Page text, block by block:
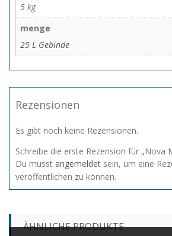
5 kg
menge
25 L Gebinde
Rezensionen
Es gibt noch keine Rezensionen.
Schreibe die erste Rezension für „Nova
Du musst angemeldet sein, um eine
veröffentlichen zu können.
ÄHNLICHE PRODUKTE